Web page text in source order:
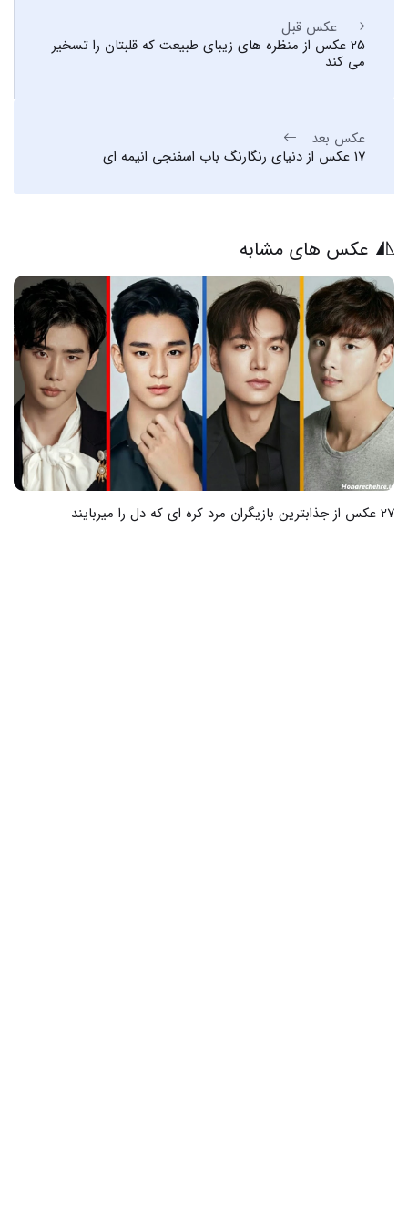
عکس قبل
25 عکس از منظره های زیبای طبیعت که قلبتان را تسخیر
می کند
عکس بعد
17 عکس از دنیای رنگارنگ باب اسفنجی انیمه ای
عکس های مشابه